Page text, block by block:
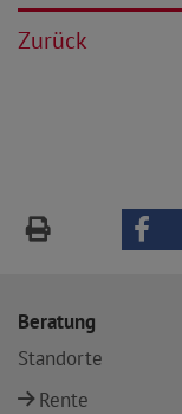
Zurück
Beratung
Standorte
Rente